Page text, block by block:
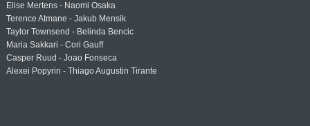
Elise Mertens - Naomi Osaka
Terence Atmane - Jakub Mensik
Taylor Townsend - Belinda Bencic
Maria Sakkari - Cori Gauff
Casper Ruud - Joao Fonseca
Alexei Popyrin - Thiago Augustin Tirante